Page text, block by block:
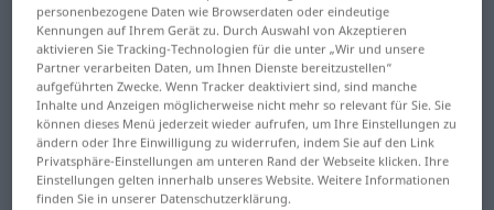
Kolbenverdrängung
Deutsch-Englisch Übersetzung für
"Kolbenverdrängung"
"Kolbenverdrängung" Englisch
Übersetzung
personenbezogene Daten wie Browserdaten oder eindeutige
Kennungen auf Ihrem Gerät zu. Durch Auswahl von Akzeptieren
aktivieren Sie Tracking-Technologien für die unter „Wir und unsere
Partner verarbeiten Daten, um Ihnen Dienste bereitzustellen“
aufgeführten Zwecke. Wenn Tracker deaktiviert sind, sind manche
Inhalte und Anzeigen möglicherweise nicht mehr so relevant für Sie. Sie
können dieses Menü jederzeit wieder aufrufen, um Ihre Einstellungen zu
ändern oder Ihre Einwilligung zu widerrufen, indem Sie auf den Link
Privatsphäre-Einstellungen am unteren Rand der Webseite klicken. Ihre
Einstellungen gelten innerhalb unseres Website. Weitere Informationen
finden Sie in unserer Datenschutzerklärung.